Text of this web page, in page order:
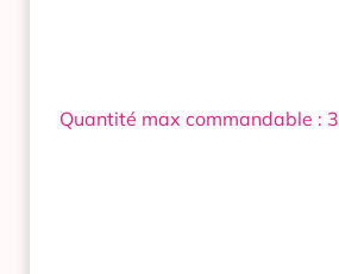
SUCER
Quantité max commandable : 3